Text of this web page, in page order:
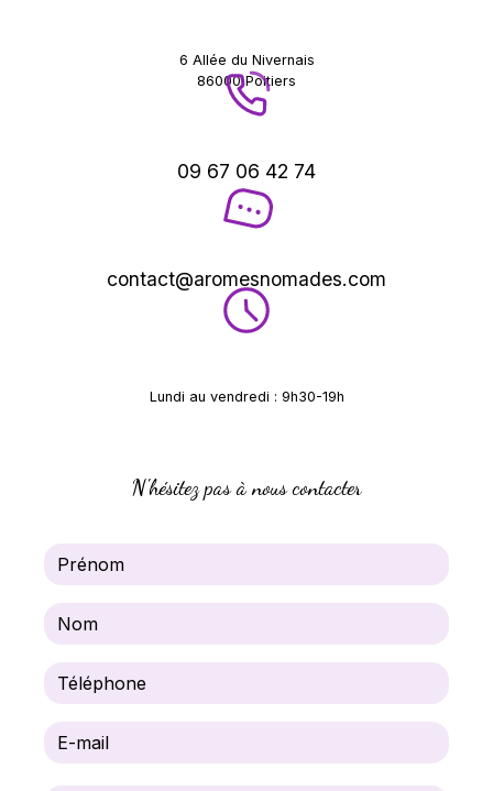
6 Allée du Nivernais
86000 Poitiers
09 67 06 42 74
contact@aromesnomades.com
Lundi au vendredi : 9h30-19h
N'hésitez pas à nous contacter